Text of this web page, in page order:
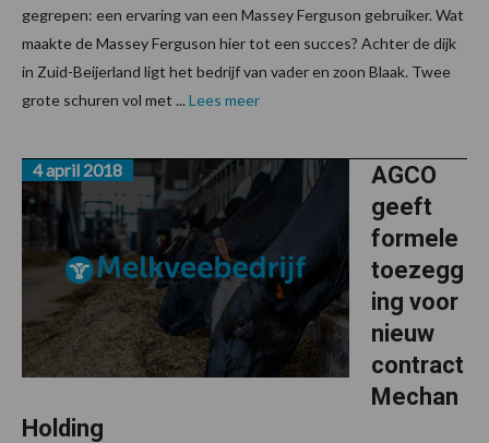
gegrepen: een ervaring van een Massey Ferguson gebruiker. Wat
maakte de Massey Ferguson hier tot een succes? Achter de dijk
in Zuid-Beijerland ligt het bedrijf van vader en zoon Blaak. Twee
grote schuren vol met ... Lees meer
AGCO
geeft
formele
toezegg
ing voor
nieuw
contract
Mechan
Holding
4 april 2018